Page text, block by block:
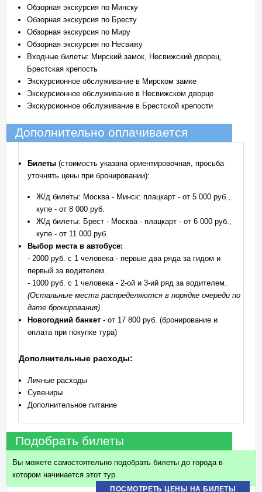
Обзорная экскурсия по Минску
Обзорная экскурсия по Бресту
Обзорная экскурсия по Миру
Обзорная экскурсия по Несвижу
Входные билеты: Мирский замок, Несвижский дворец,
Брестская крепость
Экскурсионное обслуживание в Мирском замке
Экскурсионное обслуживание в Несвижском дворце
Экскурсионное обслуживание в Брестской крепости
Дополнительно оплачивается
Билеты (стоимость указана ориентировочная, просьба
уточнять цены при бронировании):
Ж/д билеты: Москва - Минск: плацкарт - от 5 000 руб.,
купе - от 8 000 руб.
Ж/д билеты: Брест - Москва - плацкарт - от 6 000 руб.,
купе - от 11 000 руб.
Выбор места в автобусе:
- 2000 руб. с 1 человека - первые два ряда за гидом и
первый за водителем.
- 1000 руб. с 1 человека - 2-ой и 3-ий ряд за водителем.
(Остальные места распределяются в порядке очереди по
дате бронирования)
Новогодний банкет - от 17 800 руб. (бронирование и
оплата при покупке тура)
Дополнительные расходы:
Личные расходы
Сувениры
Дополнительное питание
Подобрать билеты
Вы можете самостоятельно подобрать билеты до города в
котором начинается этот тур.
ПОСМОТРЕТЬ ЦЕНЫ НА БИЛЕТЫ